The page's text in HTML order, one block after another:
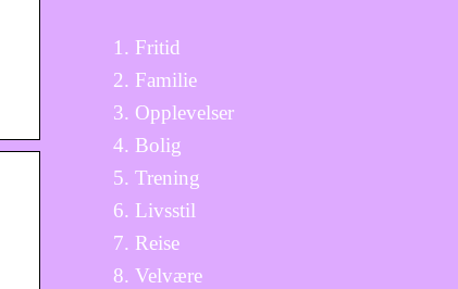
Fritid
Familie
Opplevelser
Bolig
Trening
Livsstil
Reise
Velvære